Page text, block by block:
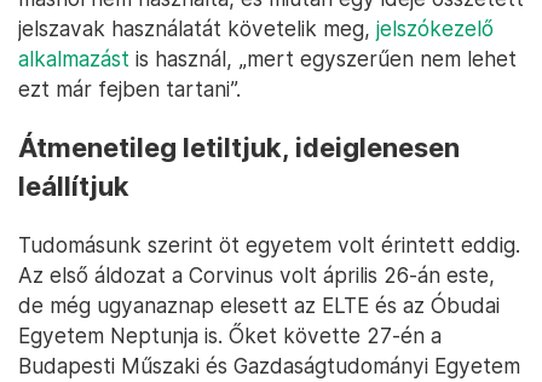
jelszavak használatát követelik meg, jelszókezelő
alkalmazást is használ, „mert egyszerűen nem lehet
ezt már fejben tartani”.
Átmenetileg letiltjuk, ideiglenesen
leállítjuk
Tudomásunk szerint öt egyetem volt érintett eddig.
Az első áldozat a Corvinus volt április 26-án este,
de még ugyanaznap elesett az ELTE és az Óbudai
Egyetem Neptunja is. Őket követte 27-én a
Budapesti Műszaki és Gazdaságtudományi Egyetem